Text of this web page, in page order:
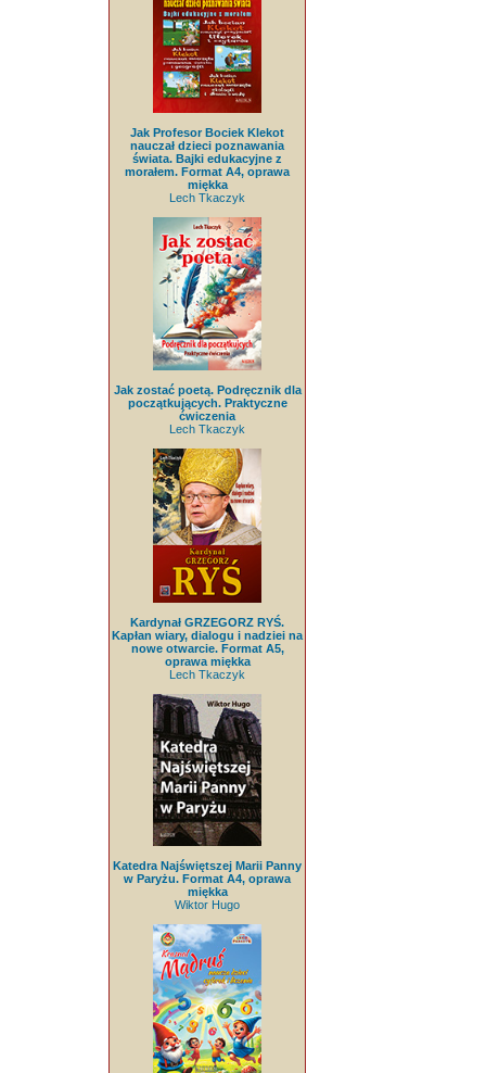
Jak Profesor Bociek Klekot
nauczał dzieci poznawania
świata. Bajki edukacyjne z
morałem. Format A4, oprawa
miękka
Lech Tkaczyk
Jak zostać poetą. Podręcznik dla
początkujących. Praktyczne
ćwiczenia
Lech Tkaczyk
Kardynał GRZEGORZ RYŚ.
Kapłan wiary, dialogu i nadziei na
nowe otwarcie. Format A5,
oprawa miękka
Lech Tkaczyk
Katedra Najświętszej Marii Panny
w Paryżu. Format A4, oprawa
miękka
Wiktor Hugo